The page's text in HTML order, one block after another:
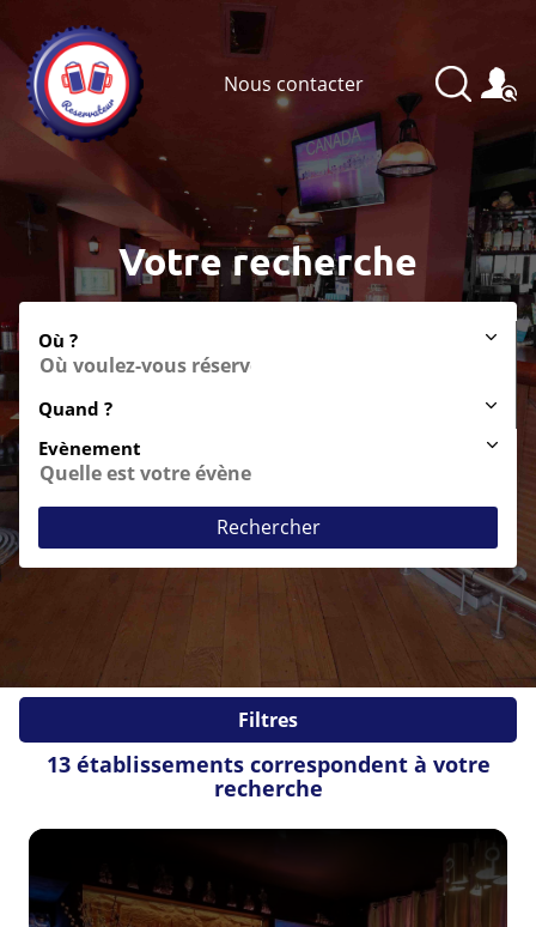
Nous contacter
Votre recherche
Où ?
Quand ?
Evènement
Soirée entre amis
Soirée en amoureux Pot de départ
EVJF / EVG
Evènements d'entreprises Fiançailles Mariage
Autres
Rechercher
Veuillez patienter
Filtres
13 établissements correspondent à votre
recherche